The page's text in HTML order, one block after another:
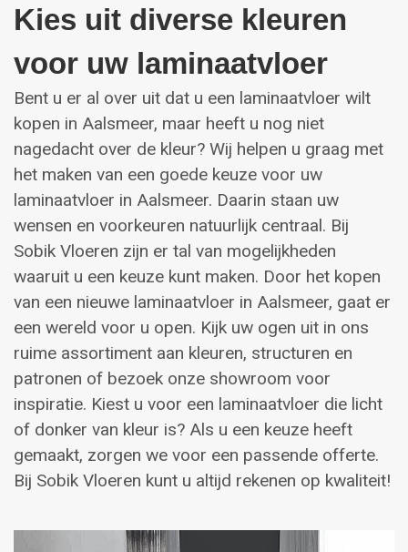
Kies uit diverse kleuren
voor uw laminaatvloer
Bent u er al over uit dat u een laminaatvloer wilt
kopen in Aalsmeer, maar heeft u nog niet
nagedacht over de kleur? Wij helpen u graag met
het maken van een goede keuze voor uw
laminaatvloer in Aalsmeer. Daarin staan uw
wensen en voorkeuren natuurlijk centraal. Bij
Sobik Vloeren zijn er tal van mogelijkheden
waaruit u een keuze kunt maken. Door het kopen
van een nieuwe laminaatvloer in Aalsmeer, gaat er
een wereld voor u open. Kijk uw ogen uit in ons
ruime assortiment aan kleuren, structuren en
patronen of bezoek onze showroom voor
inspiratie. Kiest u voor een laminaatvloer die licht
of donker van kleur is? Als u een keuze heeft
gemaakt, zorgen we voor een passende offerte.
Bij Sobik Vloeren kunt u altijd rekenen op kwaliteit!